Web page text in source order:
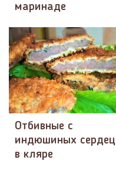
маринаде
Отбивные с
индюшиных сердец
в кляре